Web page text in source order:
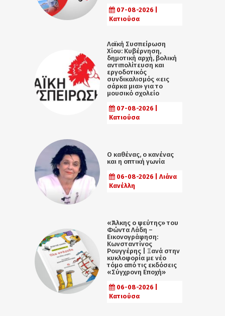
07-08-2026 |
Κατιούσα
Λαϊκή Συσπείρωση
Χίου: Κυβέρνηση,
δημοτική αρχή, βολική
αντιπολίτευση και
εργοδοτικός
συνδικαλισμός «εις
σάρκα μια» για το
μουσικό σχολείο
07-08-2026 |
Κατιούσα
Ο καθένας, ο κανένας
και η οπτική γωνία
06-08-2026 | Λιάνα
Κανέλλη
«Άλκης ο ψεύτης» του
Φώντα Λάδη –
Εικονογράφηση:
Κωνσταντίνος
Ρουγγέρης | Ξανά στην
κυκλοφορία με νέο
τόμο από τις εκδόσεις
«Σύγχρονη Εποχή»
06-08-2026 |
Κατιούσα